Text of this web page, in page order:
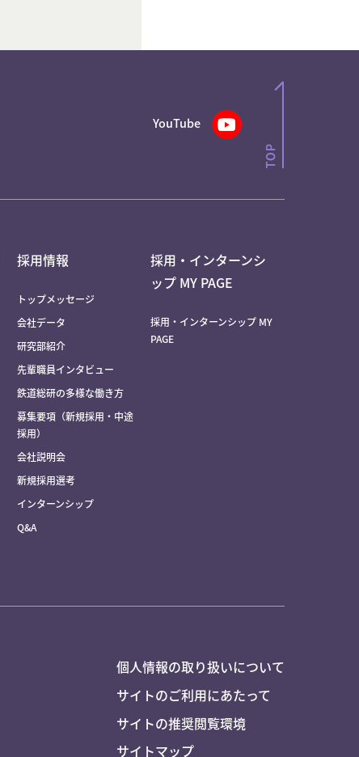
YouTube
採用情報
トップメッセージ
会社データ
研究部紹介
先輩職員インタビュー
鉄道総研の多様な働き方
募集要項（新規採用・中途
採用）
会社説明会
新規採用選考
インターンシップ
Q&A
採用・インターンシ
ップ MY PAGE
採用・インターンシップ MY
PAGE
個人情報の取り扱いについて
サイトのご利用にあたって
サイトの推奨閲覧環境
サイトマップ